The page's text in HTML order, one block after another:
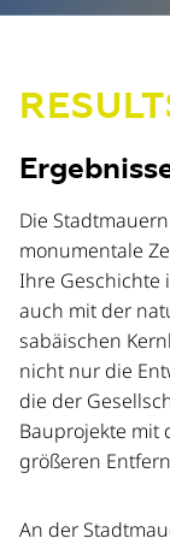
Die
monumentale
Ihre Geschichte
auch mit der
sabäischen
nicht nur die
die der
Bauprojekte mit
größeren
An der